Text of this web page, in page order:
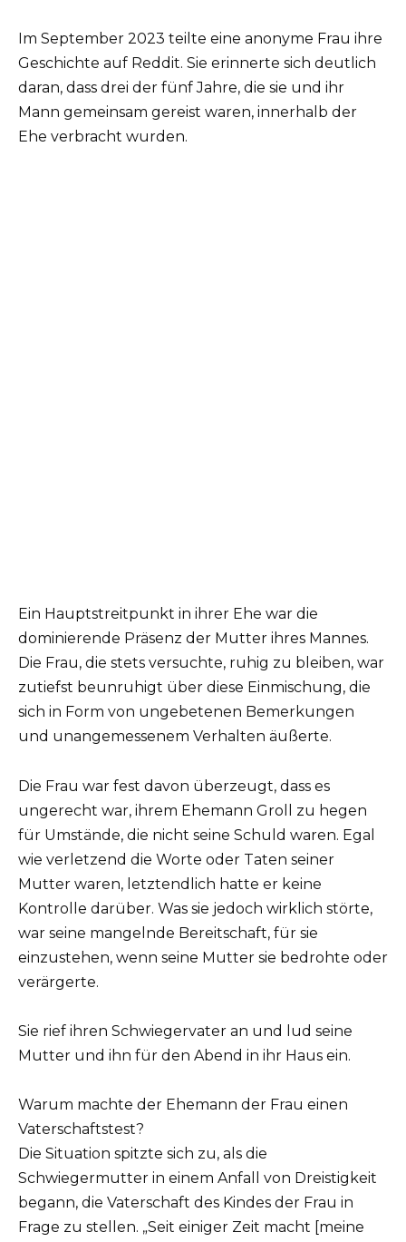
Im September 2023 teilte eine anonyme Frau ihre
Geschichte auf Reddit. Sie erinnerte sich deutlich
daran, dass drei der fünf Jahre, die sie und ihr
Mann gemeinsam gereist waren, innerhalb der
Ehe verbracht wurden.
Ein Hauptstreitpunkt in ihrer Ehe war die
dominierende Präsenz der Mutter ihres Mannes.
Die Frau, die stets versuchte, ruhig zu bleiben, war
zutiefst beunruhigt über diese Einmischung, die
sich in Form von ungebetenen Bemerkungen
und unangemessenem Verhalten äußerte.
Die Frau war fest davon überzeugt, dass es
ungerecht war, ihrem Ehemann Groll zu hegen
für Umstände, die nicht seine Schuld waren. Egal
wie verletzend die Worte oder Taten seiner
Mutter waren, letztendlich hatte er keine
Kontrolle darüber. Was sie jedoch wirklich störte,
war seine mangelnde Bereitschaft, für sie
einzustehen, wenn seine Mutter sie bedrohte oder
verärgerte.
Sie rief ihren Schwiegervater an und lud seine
Mutter und ihn für den Abend in ihr Haus ein.
Warum machte der Ehemann der Frau einen
Vaterschaftstest?
Die Situation spitzte sich zu, als die
Schwiegermutter in einem Anfall von Dreistigkeit
begann, die Vaterschaft des Kindes der Frau in
Frage zu stellen. „Seit einiger Zeit macht [meine